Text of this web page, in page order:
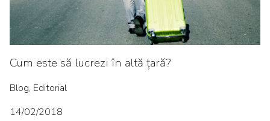
Cum este să lucrezi în altă țară?
Blog, Editorial
14/02/2018